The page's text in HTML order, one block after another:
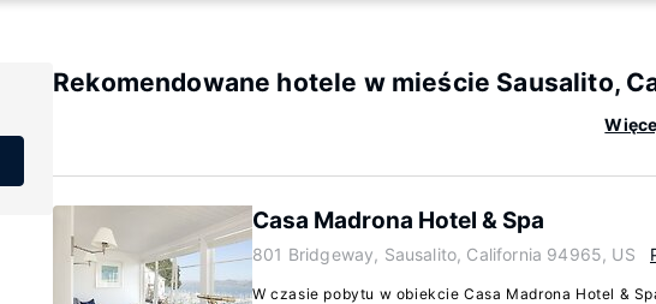
Rekomendowane hotele w mieście Sausalito,
Casa Madrona Hotel & Spa
801 Bridgeway, Sausalito, California 94965, US
W czasie pobytu w obiekcie Casa Madrona Hotel &